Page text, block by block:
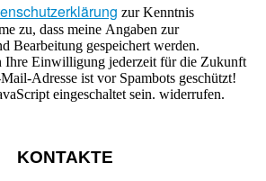
zur Kenntnis
meine Angaben zur
Bearbeitung gespeichert werden.
Ihre Einwilligung jederzeit für die Zukunft
Adresse ist vor Spambots geschützt!
eingeschaltet sein. widerrufen.
KONTAKTE